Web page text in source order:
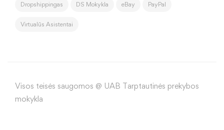
Dropshippingas DS Mokykla eBay PayPal
Virtualūs Asistentai
Visos teisės saugomos @ UAB Tarptautinės prekybos
mokykla